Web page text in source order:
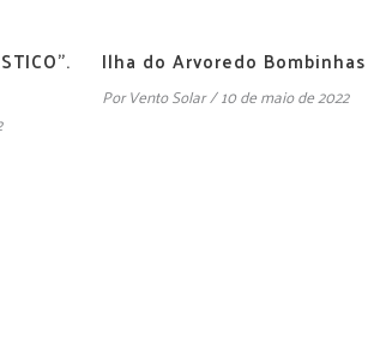
Ilha do Arvoredo Bombinhas
Por Vento Solar 10 de maio de 2022